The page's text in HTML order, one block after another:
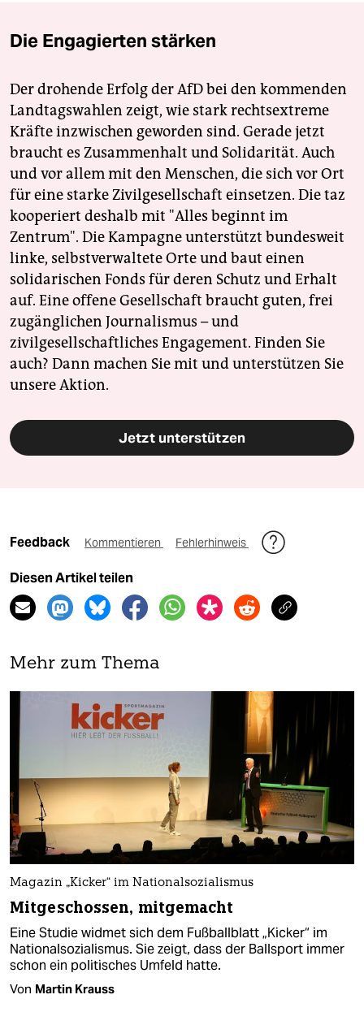
Die Engagierten stärken
Der drohende Erfolg der AfD bei den kommenden
Landtagswahlen zeigt, wie stark rechtsextreme
Kräfte inzwischen geworden sind. Gerade jetzt
braucht es Zusammenhalt und Solidarität. Auch
und vor allem mit den Menschen, die sich vor Ort
für eine starke Zivilgesellschaft einsetzen. Die taz
kooperiert deshalb mit "Alles beginnt im
Zentrum". Die Kampagne unterstützt bundesweit
linke, selbstverwaltete Orte und baut einen
solidarischen Fonds für deren Schutz und Erhalt
auf. Eine offene Gesellschaft braucht guten, frei
zugänglichen Journalismus – und
zivilgesellschaftliches Engagement. Finden Sie
auch? Dann machen Sie mit und unterstützen Sie
unsere Aktion.
Jetzt unterstützen
Feedback Kommentieren Fehlerhinweis
Diesen Artikel teilen
Mehr zum Thema
Magazin „Kicker“ im Nationalsozialismus
Mitgeschossen, mitgemacht
Eine Studie widmet sich dem Fußballblatt „Kicker“ im
Nationalsozialismus. Sie zeigt, dass der Ballsport immer
schon ein politisches Umfeld hatte.
Von Martin Krauss